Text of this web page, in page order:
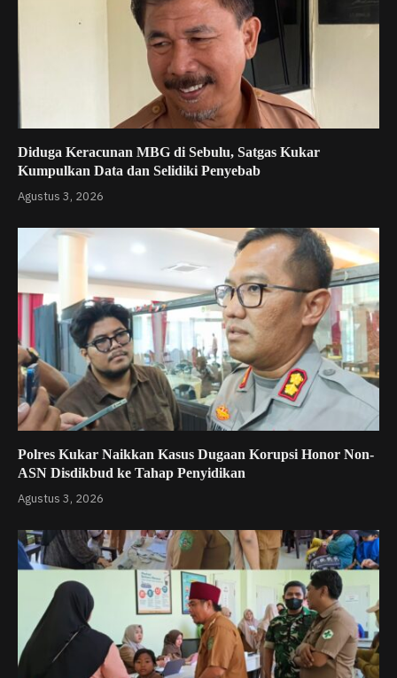
Diduga Keracunan MBG di Sebulu, Satgas Kukar
Kumpulkan Data dan Selidiki Penyebab
Agustus 3, 2026
Polres Kukar Naikkan Kasus Dugaan Korupsi Honor Non-
ASN Disdikbud ke Tahap Penyidikan
Agustus 3, 2026